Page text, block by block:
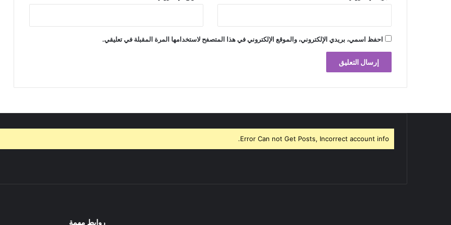
احفظ اسمي، بريدي الإلكتروني، والموقع الإلكتروني في هذا المتصفح لاستخدامها المرة المقبلة في تعليقي.
Error Can not Get Posts, Incorrect account info.
روابط مهمة